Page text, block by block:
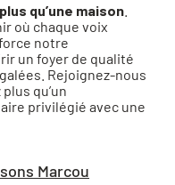
qu’une maison
où chaque voix
notre
un foyer de qualité
Rejoignez-nous
qu’un
privilégié avec une
Marcou